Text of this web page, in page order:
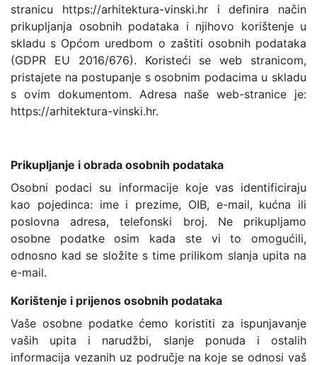
stranicu https://arhitektura-vinski.hr i definira način
prikupljanja osobnih podataka i njihovo korištenje u
skladu s Općom uredbom o zaštiti osobnih podataka
(GDPR EU 2016/676). Koristeći se web stranicom,
pristajete na postupanje s osobnim podacima u skladu
s ovim dokumentom. Adresa naše web-stranice je:
https://arhitektura-vinski.hr.
Prikupljanje i obrada osobnih podataka
Osobni podaci su informacije koje vas identificiraju
kao pojedinca: ime i prezime, OIB, e-mail, kućna ili
poslovna adresa, telefonski broj. Ne prikupljamo
osobne podatke osim kada ste vi to omogućili,
odnosno kad se složite s time prilikom slanja upita na
e-mail.
Korištenje i prijenos osobnih podataka
Vaše osobne podatke ćemo koristiti za ispunjavanje
vaših upita i narudžbi, slanje ponuda i ostalih
informacija vezanih uz područje na koje se odnosi vaš